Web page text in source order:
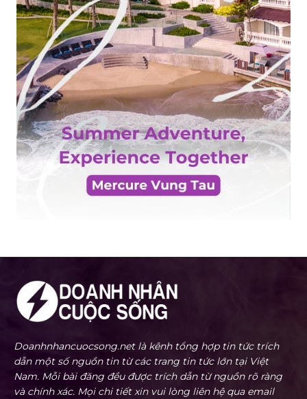
Doanhnhancuocsong.net là kênh tổng hợp tin tức trích
dẫn một số nguồn tin từ các trang tin tức lớn tại Việt
Nam. Mỗi bài đăng đều được trích dẫn từ nguồn rõ ràng
và chính xác. Mọi chi tiết xin vui lòng liên hệ qua email